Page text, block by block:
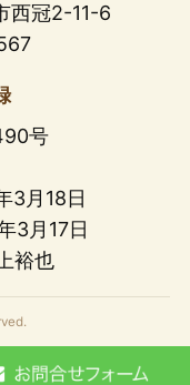
西冠2-11-6
号
月18日
3月17日
裕也